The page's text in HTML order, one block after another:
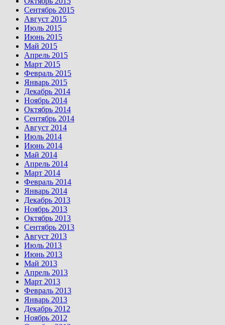
Сентябрь 2015
Август 2015
Июль 2015
Июнь 2015
Май 2015
Апрель 2015
Март 2015
Февраль 2015
Январь 2015
Декабрь 2014
Ноябрь 2014
Октябрь 2014
Сентябрь 2014
Август 2014
Июль 2014
Июнь 2014
Май 2014
Апрель 2014
Март 2014
Февраль 2014
Январь 2014
Декабрь 2013
Ноябрь 2013
Октябрь 2013
Сентябрь 2013
Август 2013
Июль 2013
Июнь 2013
Май 2013
Апрель 2013
Март 2013
Февраль 2013
Январь 2013
Декабрь 2012
Ноябрь 2012